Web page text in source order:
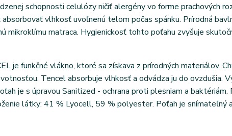
schopnosti celulózy ničiť alergény vo forme prachových
vlhkosť uvoľnenú telom počas spánku. Prírodná
mikroklímu matraca. Hygienickosť tohto poťahu zvyšuje
je funkčné vlákno, ktoré sa získava z prírodných materiálov.
Tencel absorbuje vlhkosť a odvádza ju do ovzdušia.
je s úpravou Sanitized - ochrana proti plesniam a
látky: 41 % Lyocell, 59 % polyester. Poťah je snímateľný